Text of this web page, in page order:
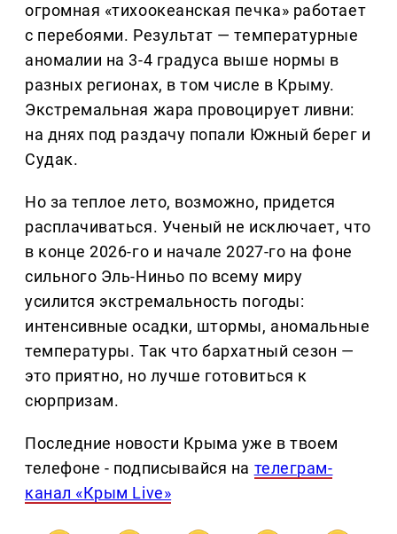
огромная «тихоокеанская печка» работает
с перебоями. Результат — температурные
аномалии на 3-4 градуса выше нормы в
разных регионах, в том числе в Крыму.
Экстремальная жара провоцирует ливни:
на днях под раздачу попали Южный берег и
Судак.
Но за теплое лето, возможно, придется
расплачиваться. Ученый не исключает, что
в конце 2026-го и начале 2027-го на фоне
сильного Эль-Ниньо по всему миру
усилится экстремальность погоды:
интенсивные осадки, штормы, аномальные
температуры. Так что бархатный сезон —
это приятно, но лучше готовиться к
сюрпризам.
Последние новости Крыма уже в твоем
телефоне - подписывайся на телеграм-
канал «Крым Live»